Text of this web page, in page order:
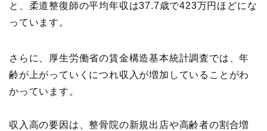
と、柔道整復師の平均年収は37.7歳で423万円ほどにな
っています。
さらに、厚生労働省の賃金構造基本統計調査では、年
齢が上がっていくにつれ収入が増加していることがわ
かっています。
収入高の要因は、整骨院の新規出店や高齢者の割合増